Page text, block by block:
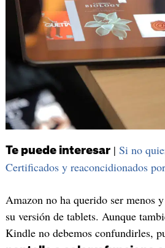
Te puede interesar| Si no
Certificados y reaconcidionados
Amazon no ha querido ser menos
su versión de tablets. Aunque
Kindle no debemos confundirles,